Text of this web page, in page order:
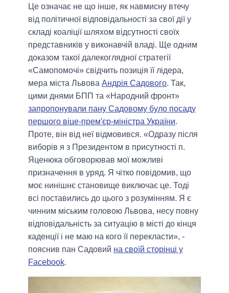
Це означає не що інше, як навмисну втечу
від політичної відповідальності за свої дії у
складі коаліції шляхом відсутності своїх
представників у виконавчій владі. Ще одним
доказом такої далекоглядної стратегії
«Самопомочі» свідчить позиція її лідера,
мера міста Львова Андрія Садового. Так,
цими днями БПП та «Народний фронт»
запропонували пану Садовому було посаду
першого віце-прем'єр-міністра України.
Проте, він від неї відмовився. «Одразу після
виборів я з Президентом в присутності п.
Яценюка обговорював мої можливі
призначення в уряд. Я чітко повідомив, що
моє нинішнє становище виключає це. Тоді
всі поставились до цього з розумінням. Я є
чинним міським головою Львова, несу повну
відповідальність за ситуацію в місті до кінця
каденції і не маю на кого її перекласти», -
пояснив пан Садовий на своїй сторінці у
Facebook.